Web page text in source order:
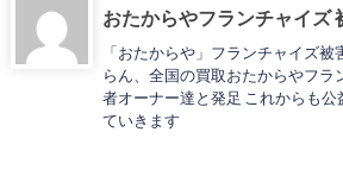
おたからやフランチャイズ
「おたからや」フランチャイズ
らん、全国の買取おたからやフラ
者オーナー達と発足 これからも
ていきます